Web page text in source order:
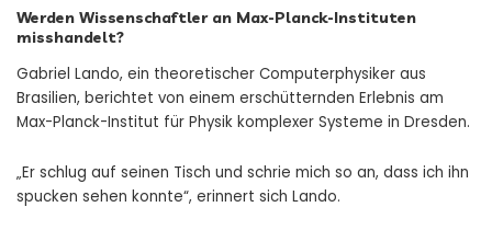
Werden Wissenschaftler an Max-Planck-Instituten
misshandelt?
Gabriel Lando, ein theoretischer Computerphysiker aus
Brasilien, berichtet von einem erschütternden Erlebnis am
Max-Planck-Institut für Physik komplexer Systeme in Dresden.
„Er schlug auf seinen Tisch und schrie mich so an, dass ich ihn
spucken sehen konnte“, erinnert sich Lando.